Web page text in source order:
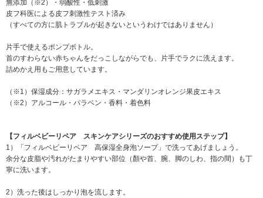
無添加（※2）・弱酸性・低刺激
皮フ科医による皮フ刺激性テスト済み
（すべての方に肌トラブルが起きないというわけではありません）
片手で使えるポンプボトル。
首のすわらない赤ちゃんをだっこしながらでも、片手でラクに洗えます。
詰めかえ用もご用意しています。
（※1）保湿成分：サガラメエキス・マンダリンオレンジ果皮エキス
（※2）アルコール・パラベン・香料・着色料
【フィルベビーリペア スキンケアシリーズのおすすめ使用ステップ】
1）「フィルベビーリペア 高保湿全身泡ソープ」で洗ってあげましょう。
余分な皮脂や汚れがたまりやすい部位（顏や首、腕、脚のしわ、指の間）も丁
寧に洗います。
2）洗った後はしっかり泡を流します。